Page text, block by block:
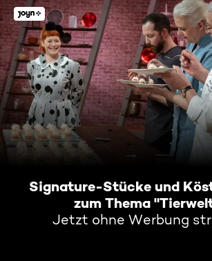
Signature-Stücke und
zum Thema
Jetzt ohne Werbung